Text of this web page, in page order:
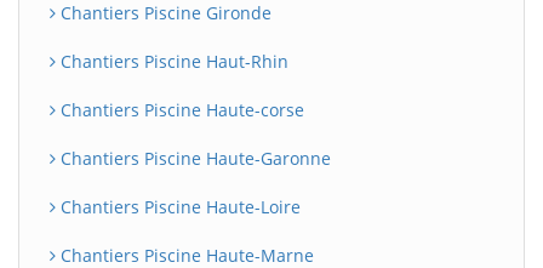
Chantiers Piscine Gironde
Chantiers Piscine Haut-Rhin
Chantiers Piscine Haute-corse
Chantiers Piscine Haute-Garonne
Chantiers Piscine Haute-Loire
Chantiers Piscine Haute-Marne